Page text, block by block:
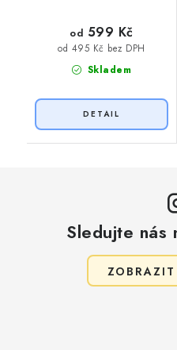
Skladem
od 495 Kč bez DPH
od 599 Kč
Sledujte nás